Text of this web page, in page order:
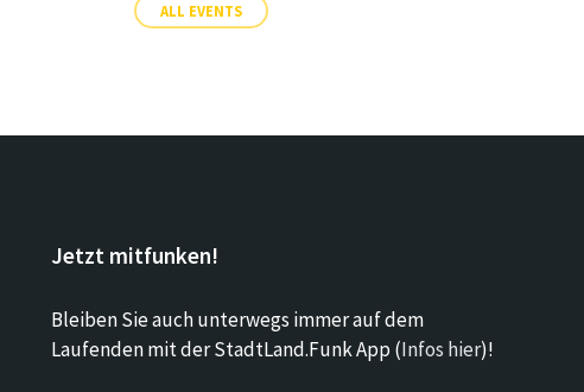
ALL EVENTS
Jetzt mitfunken!
Bleiben Sie auch unterwegs immer auf dem
Laufenden mit der StadtLand.Funk App (Infos hier)!